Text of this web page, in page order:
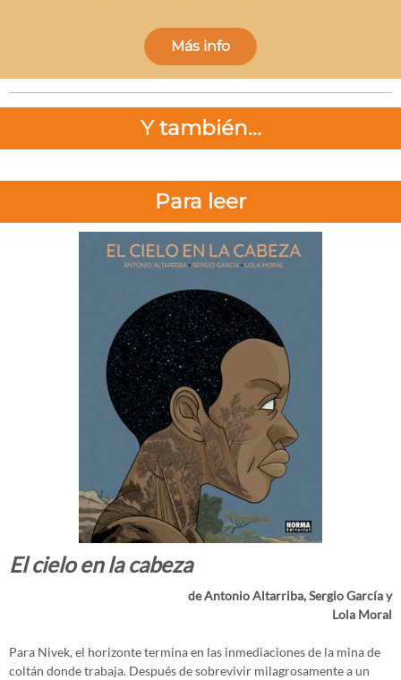
Más info
Y también...
Para leer
El cielo en la cabeza
de Antonio Altarriba, Sergio García y
Lola Moral
Para Nivek, el horizonte termina en las inmediaciones de la mina de
coltán donde trabaja. Después de sobrevivir milagrosamente a un